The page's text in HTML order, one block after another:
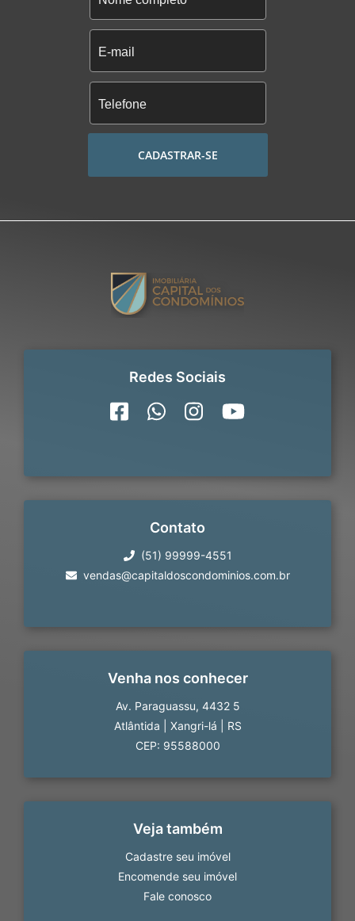
CADASTRAR-SE
Redes Sociais
Contato
(51) 99999-4551
vendas@capitaldoscondominios.com.br
Venha nos conhecer
Av. Paraguassu, 4432 5
Atlântida
Xangri-lá
RS
CEP: 95588000
Veja também
Cadastre seu imóvel
Encomende seu imóvel
Fale conosco